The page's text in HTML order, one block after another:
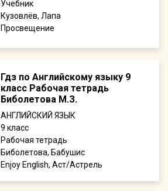
Учебник
Кузовлёв, Лапа
Просвещение
Гдз по Английскому языку 9
класс Рабочая тетрадь
Биболетова М.З.
АНГЛИЙСКИЙ ЯЗЫК
9
Рабочая тетрадь
Биболетова, Бабушис
Enjoy English, Аст/Астрель